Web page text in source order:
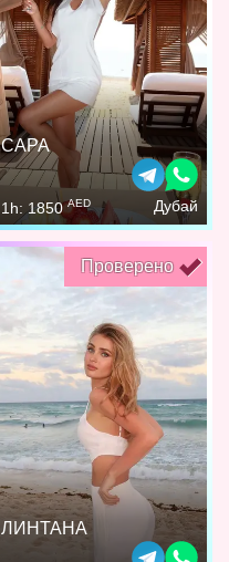
САРА
1h: 1850AED Дубай
Проверено
ЛИНТАНА